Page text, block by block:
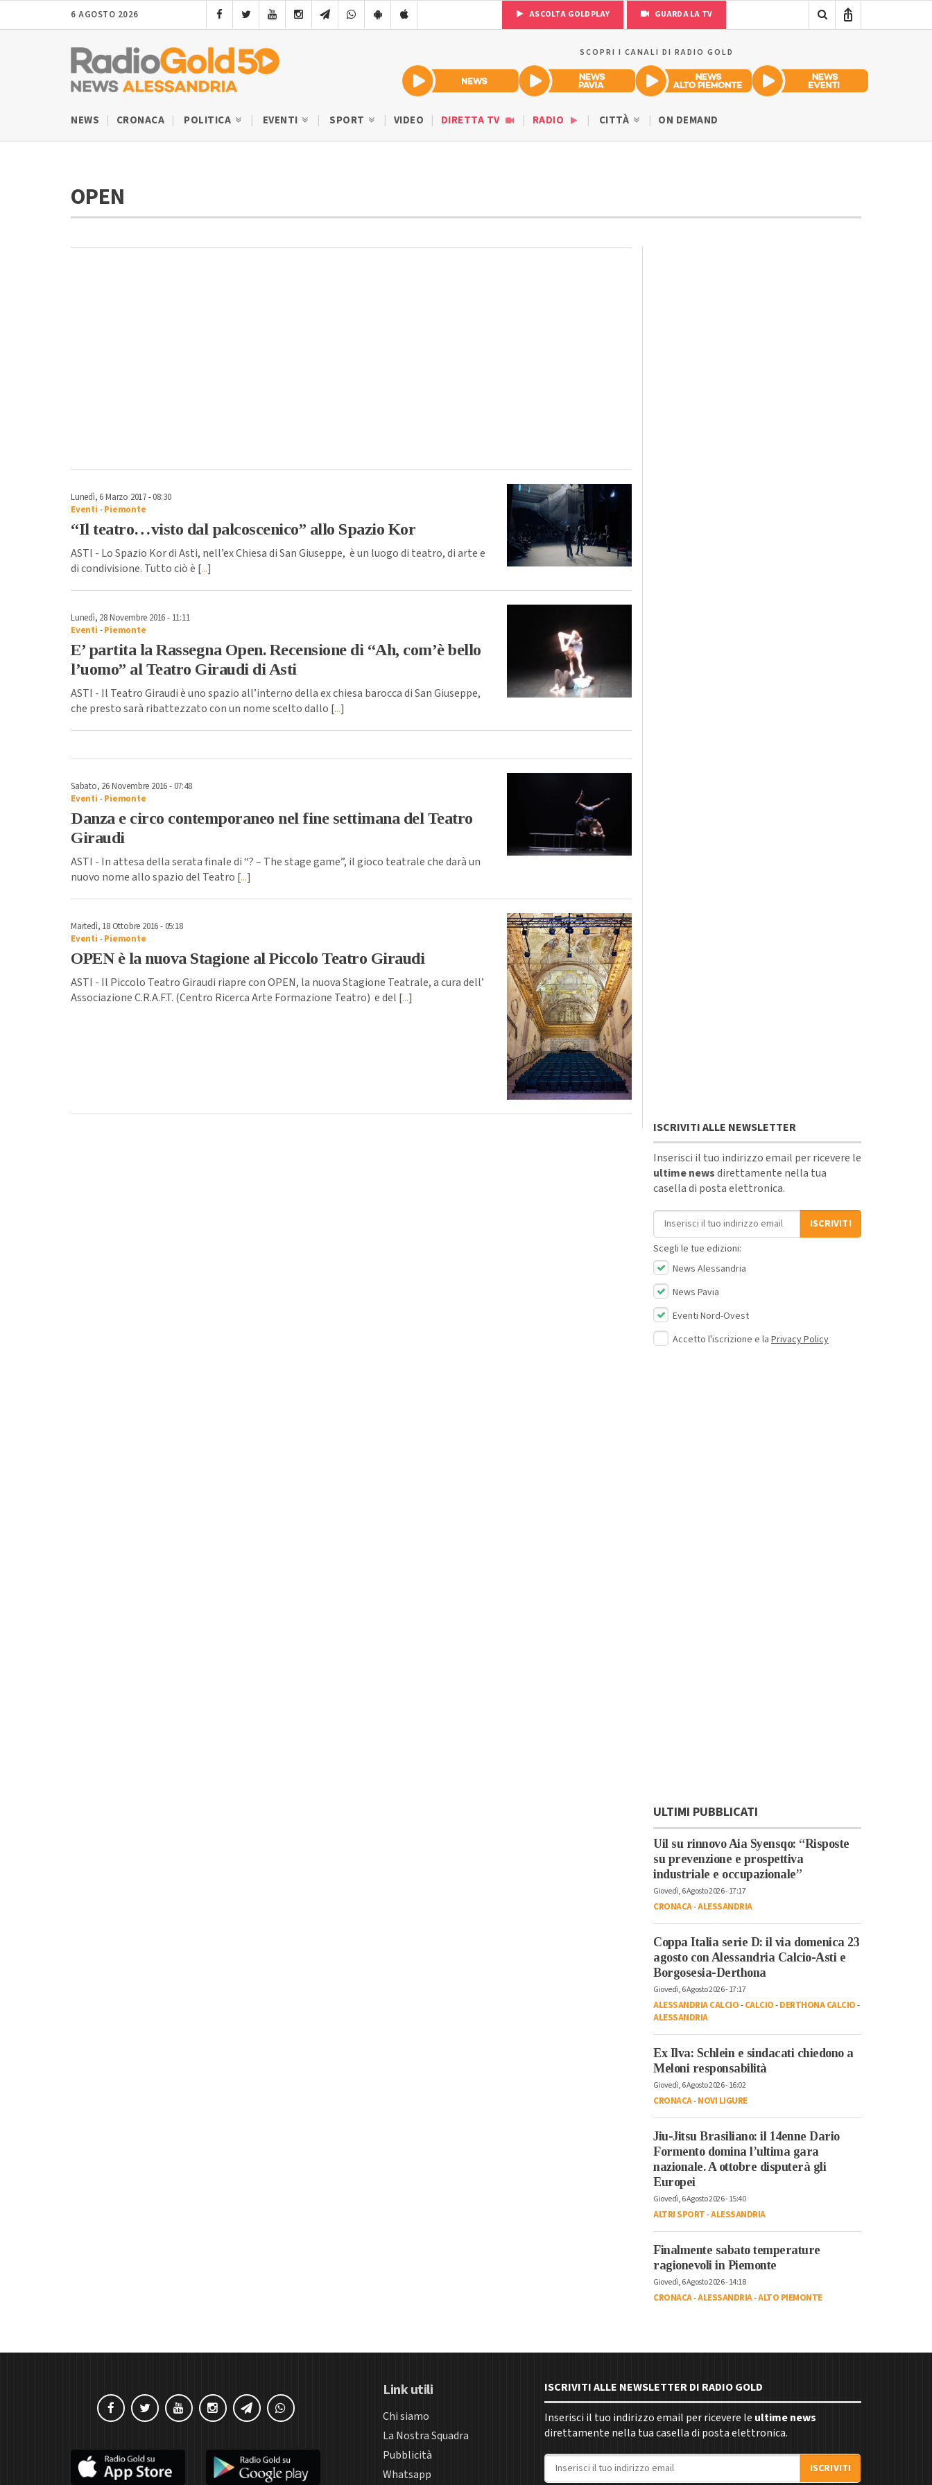
6 AGOSTO 2026 ASCOLTA GOLDPLAY GUARDA LA TV
SCOPRI I CANALI DI RADIO GOLD
NEWS CRONACA POLITICA EVENTI SPORT VIDEO DIRETTA TV RADIO CITTÀ ON DEMAND
OPEN
Lunedì, 6 Marzo 2017 - 08:30
Eventi -Piemonte
“Il teatro…visto dal palcoscenico” allo Spazio Kor
ASTI - Lo Spazio Kor di Asti, nell’ex Chiesa di San Giuseppe, è un luogo di teatro, di arte e
di condivisione. Tutto ciò è [...]
Lunedì, 28 Novembre 2016 - 11:11
Eventi -Piemonte
E’ partita la Rassegna Open. Recensione di “Ah, com’è bello
l’uomo” al Teatro Giraudi di Asti
ASTI - Il Teatro Giraudi è uno spazio all’interno della ex chiesa barocca di San Giuseppe,
che presto sarà ribattezzato con un nome scelto dallo [...]
Sabato, 26 Novembre 2016 - 07:48
Eventi -Piemonte
Danza e circo contemporaneo nel fine settimana del Teatro
Giraudi
ASTI - In attesa della serata finale di “? – The stage game”, il gioco teatrale che darà un
nuovo nome allo spazio del Teatro [...]
Martedì, 18 Ottobre 2016 - 05:18
Eventi -Piemonte
OPEN è la nuova Stagione al Piccolo Teatro Giraudi
ASTI - Il Piccolo Teatro Giraudi riapre con OPEN, la nuova Stagione Teatrale, a cura dell’
Associazione C.R.A.F.T. (Centro Ricerca Arte Formazione Teatro) e del [...]
ISCRIVITI ALLE NEWSLETTER
Inserisci il tuo indirizzo email per ricevere le
ultime newsdirettamente nella tua
casella di posta elettronica.
Indirizzo email
ISCRIVITI
Scegli le tue edizioni:
News Alessandria
News Pavia
Eventi Nord-Ovest
Accetto l'iscrizione e la Privacy Policy
ULTIMI PUBBLICATI
Uil su rinnovo Aia Syensqo: “Risposte
su prevenzione e prospettiva
industriale e occupazionale”
Giovedì, 6 Agosto 2026 - 17:17
CRONACA-ALESSANDRIA
Coppa Italia serie D: il via domenica 23
agosto con Alessandria Calcio-Asti e
Borgosesia-Derthona
Giovedì, 6 Agosto 2026 - 17:17
ALESSANDRIA CALCIO-CALCIO-DERTHONA CALCIO-
ALESSANDRIA
Ex Ilva: Schlein e sindacati chiedono a
Meloni responsabilità
Giovedì, 6 Agosto 2026 - 16:02
CRONACA-NOVI LIGURE
Jiu-Jitsu Brasiliano: il 14enne Dario
Formento domina l’ultima gara
nazionale. A ottobre disputerà gli
Europei
Giovedì, 6 Agosto 2026 - 15:40
ALTRI SPORT-ALESSANDRIA
Finalmente sabato temperature
ragionevoli in Piemonte
Giovedì, 6 Agosto 2026 - 14:18
CRONACA-ALESSANDRIA-ALTO PIEMONTE
Link utili
Chi siamo
La Nostra Squadra
Pubblicità
Whatsapp
ISCRIVITI ALLE NEWSLETTER DI RADIO GOLD
Inserisci il tuo indirizzo email per ricevere le ultime news
direttamente nella tua casella di posta elettronica.
Indirizzo email
ISCRIVITI